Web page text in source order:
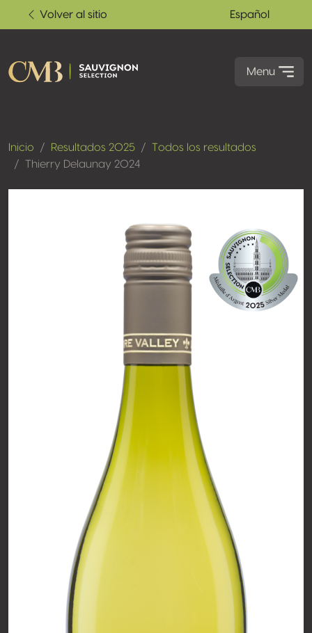
Volver al sitio Español
Menu
Inicio Resultados 2025
Todos los resultados
Thierry Delaunay 2024